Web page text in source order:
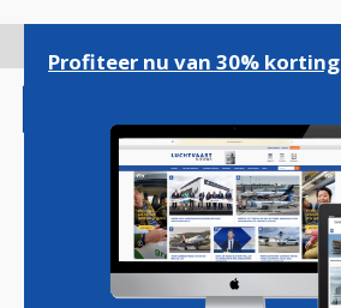
gaan
Magazine Podcasts
Profiteer nu van 30% korting